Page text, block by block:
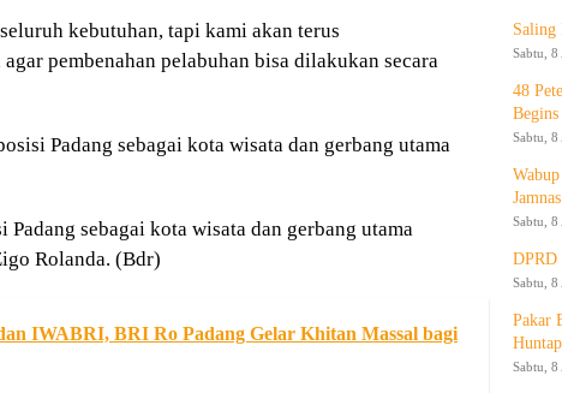
kebutuhan, tapi kami akan terus
pembenahan pelabuhan bisa dilakukan secara
Padang sebagai kota wisata dan gerbang utama
sebagai kota wisata dan gerbang utama
Rolanda. (Bdr)
IWABRI, BRI Ro Padang Gelar Khitan Massal bagi
Saling
Sabtu, 8
48
Sabtu, 8
Sabtu, 8
DPRD
Sabtu, 8
Pakar
Sabtu, 8